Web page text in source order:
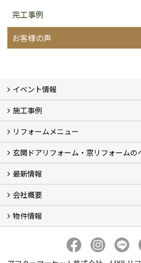
完工事例
お客様の声
イベント情報
イベント予告
イベント報告
施工事例
フォトギャラリー
BeforeAfter (29)
お客様の声
リフォームメニュー
リフォームの流れ
窓リフォーム (3)
玄関ドアリフォーム (2)
キッチンリフォーム (4)
浴室リフォーム (3)
トイレリフォーム (5)
洗面リフォーム (2)
マンションリフォーム (3)
収納リフォーム
カーポート工事
風除室工事
ウッドデッキ・タイルデッキ工事
エクステリア工事 (2)
内装リフォーム
雨樋設置・修繕
外壁張替・塗装 (2)
エアコン取付工事
玄関ドアリフォーム・窓リフォームの
玄関ドアリフォーム
内窓交換・外窓交換・ガラス交換 (18)
最新情報
補助金情報
各種キャンペーン (2)
会社概要
会社概要
コンセプト
アクセス
スタッフ紹介
スタッフブログ
プライバシーポリシー
アフターメンテナンス
お客様サポート
事業紹介
物件情報